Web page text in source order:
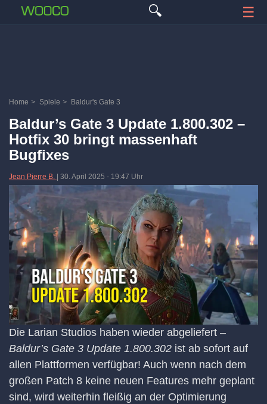
🔍 ☰
Home > Spiele > Baldur's Gate 3
Baldur’s Gate 3 Update 1.800.302 –
Hotfix 30 bringt massenhaft
Bugfixes
Jean Pierre B. 30. April 2025 - 19:47 Uhr
Die Larian Studios haben wieder abgeliefert –
Baldur’s Gate 3 Update 1.800.302 ist ab sofort auf
allen Plattformen verfügbar! Auch wenn nach dem
großen Patch 8 keine neuen Features mehr geplant
sind, wird weiterhin fleißig an der Optimierung